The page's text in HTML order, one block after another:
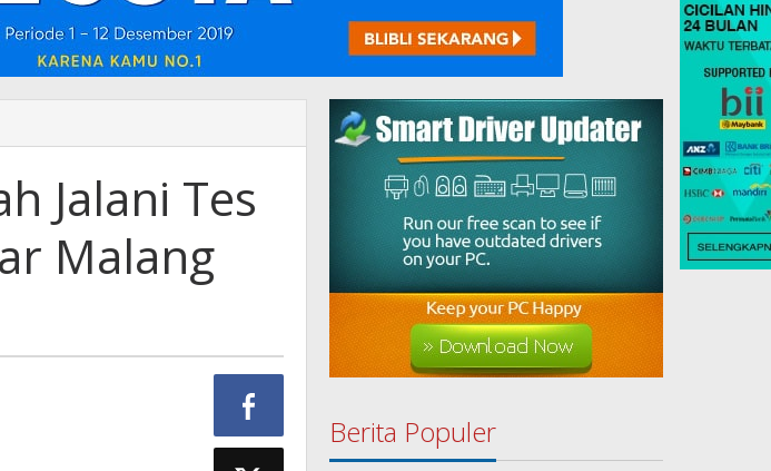
Jalani Tes
Malang
Berita Populer